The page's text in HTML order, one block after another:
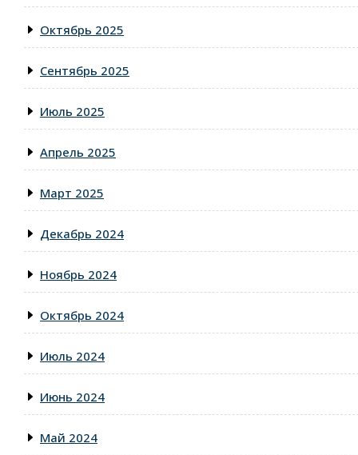
Октябрь 2025
Сентябрь 2025
Июль 2025
Апрель 2025
Март 2025
Декабрь 2024
Ноябрь 2024
Октябрь 2024
Июль 2024
Июнь 2024
Май 2024